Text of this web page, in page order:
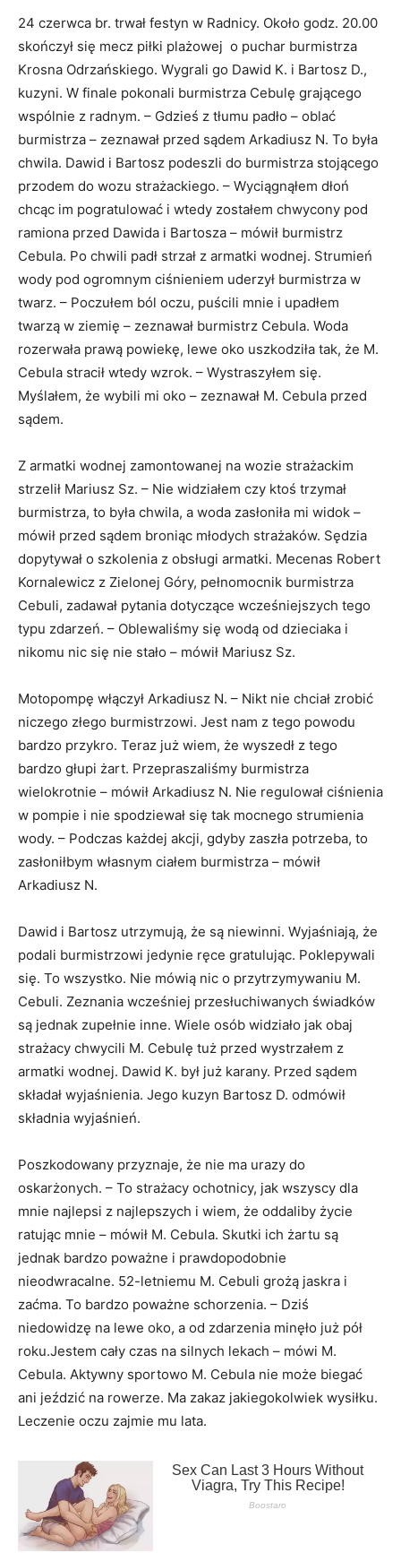
24 czerwca br. trwał festyn w Radnicy. Około godz. 20.00
skończył się mecz piłki plażowej o puchar burmistrza
Krosna Odrzańskiego. Wygrali go Dawid K. i Bartosz D.,
kuzyni. W finale pokonali burmistrza Cebulę grającego
wspólnie z radnym. – Gdzieś z tłumu padło – oblać
burmistrza – zeznawał przed sądem Arkadiusz N. To była
chwila. Dawid i Bartosz podeszli do burmistrza stojącego
przodem do wozu strażackiego. – Wyciągnąłem dłoń
chcąc im pogratulować i wtedy zostałem chwycony pod
ramiona przed Dawida i Bartosza – mówił burmistrz
Cebula. Po chwili padł strzał z armatki wodnej. Strumień
wody pod ogromnym ciśnieniem uderzył burmistrza w
twarz. – Poczułem ból oczu, puścili mnie i upadłem
twarzą w ziemię – zeznawał burmistrz Cebula. Woda
rozerwała prawą powiekę, lewe oko uszkodziła tak, że M.
Cebula stracił wtedy wzrok. – Wystraszyłem się.
Myślałem, że wybili mi oko – zeznawał M. Cebula przed
sądem.
Z armatki wodnej zamontowanej na wozie strażackim
strzelił Mariusz Sz. – Nie widziałem czy ktoś trzymał
burmistrza, to była chwila, a woda zasłoniła mi widok –
mówił przed sądem broniąc młodych strażaków. Sędzia
dopytywał o szkolenia z obsługi armatki. Mecenas Robert
Kornalewicz z Zielonej Góry, pełnomocnik burmistrza
Cebuli, zadawał pytania dotyczące wcześniejszych tego
typu zdarzeń. – Oblewaliśmy się wodą od dzieciaka i
nikomu nic się nie stało – mówił Mariusz Sz.
Motopompę włączył Arkadiusz N. – Nikt nie chciał zrobić
niczego złego burmistrzowi. Jest nam z tego powodu
bardzo przykro. Teraz już wiem, że wyszedł z tego
bardzo głupi żart. Przepraszaliśmy burmistrza
wielokrotnie – mówił Arkadiusz N. Nie regulował ciśnienia
w pompie i nie spodziewał się tak mocnego strumienia
wody. – Podczas każdej akcji, gdyby zaszła potrzeba, to
zasłoniłbym własnym ciałem burmistrza – mówił
Arkadiusz N.
Dawid i Bartosz utrzymują, że są niewinni. Wyjaśniają, że
podali burmistrzowi jedynie ręce gratulując. Poklepywali
się. To wszystko. Nie mówią nic o przytrzymywaniu M.
Cebuli. Zeznania wcześniej przesłuchiwanych świadków
są jednak zupełnie inne. Wiele osób widziało jak obaj
strażacy chwycili M. Cebulę tuż przed wystrzałem z
armatki wodnej. Dawid K. był już karany. Przed sądem
składał wyjaśnienia. Jego kuzyn Bartosz D. odmówił
składnia wyjaśnień.
Poszkodowany przyznaje, że nie ma urazy do
oskarżonych. – To strażacy ochotnicy, jak wszyscy dla
mnie najlepsi z najlepszych i wiem, że oddaliby życie
ratując mnie – mówił M. Cebula. Skutki ich żartu są
jednak bardzo poważne i prawdopodobnie
nieodwracalne. 52-letniemu M. Cebuli grożą jaskra i
zaćma. To bardzo poważne schorzenia. – Dziś
niedowidzę na lewe oko, a od zdarzenia minęło już pół
roku.Jestem cały czas na silnych lekach – mówi M.
Cebula. Aktywny sportowo M. Cebula nie może biegać
ani jeździć na rowerze. Ma zakaz jakiegokolwiek wysiłku.
Leczenie oczu zajmie mu lata.